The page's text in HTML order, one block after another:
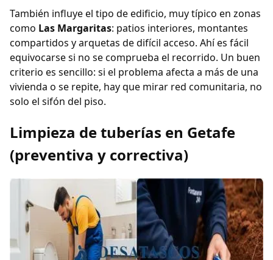
También influye el tipo de edificio, muy típico en zonas
como Las Margaritas: patios interiores, montantes
compartidos y arquetas de difícil acceso. Ahí es fácil
equivocarse si no se comprueba el recorrido. Un buen
criterio es sencillo: si el problema afecta a más de una
vivienda o se repite, hay que mirar red comunitaria, no
solo el sifón del piso.
Limpieza de tuberías en Getafe
(preventiva y correctiva)